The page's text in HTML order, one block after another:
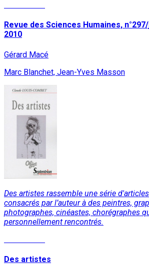
Revue des Sciences Humaines,
2010
Gérard Macé
Marc Blanchet, Jean-Yves Masson
Des artistes rassemble une série
consacrés par l’auteur à des peintres,
photographes, cinéastes, chorégraphes
personnellement rencontrés.
Des artistes